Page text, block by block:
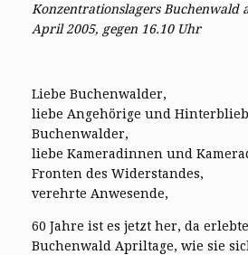
Konzentrationslagers Buchenwald
April 2005, gegen 16.10 Uhr
Liebe Buchenwalder,
liebe Angehörige und
Buchenwalder,
liebe Kameradinnen und
Fronten des Widerstandes,
verehrte Anwesende,
60 Jahre ist es jetzt her, da
Buchenwald Apriltage, wie sie